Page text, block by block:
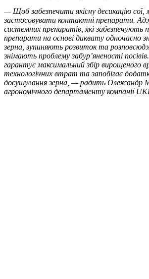
— Щоб забезпечити якісну десикацію сої,
застосовувати контактні препарати.
системних препаратів, які забезпечують
препарати на основі диквату одночасно
зерна, зупиняють розвиток та
знімають проблему забур’яненості
гарантує максимальний збір вирощеного
технологічних втрат та запобігає
досушування зерна, — радить Олександр
агрономічного департаменту компанії